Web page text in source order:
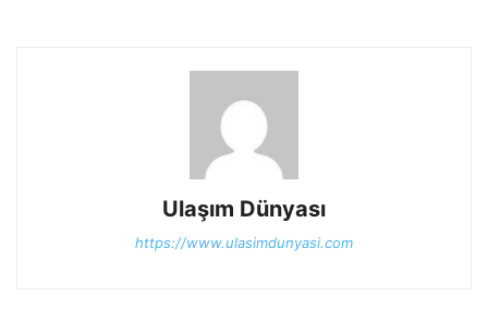
Ulaşım Dünyası
https://www.ulasimdunyasi.com